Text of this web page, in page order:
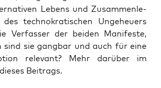
Lebens und Zusam­men­le­
tech­no­kra­ti­schen Unge­heu­ers
Ver­fas­ser der bei­den Mani­fes­te,
sind sie gang­bar und auch für eine
rele­vant? Mehr dar­über im
Beitrags.